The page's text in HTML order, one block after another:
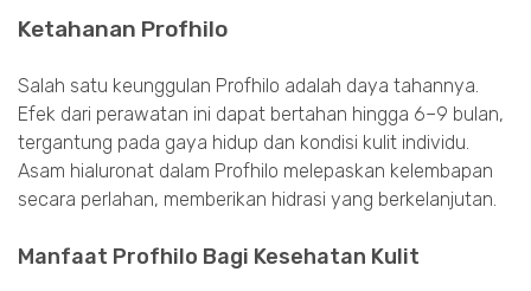
Ketahanan Profhilo
Salah satu keunggulan Profhilo adalah daya tahannya.
Efek dari perawatan ini dapat bertahan hingga 6–9 bulan,
tergantung pada gaya hidup dan kondisi kulit individu.
Asam hialuronat dalam Profhilo melepaskan kelembapan
secara perlahan, memberikan hidrasi yang berkelanjutan.
Manfaat Profhilo Bagi Kesehatan Kulit